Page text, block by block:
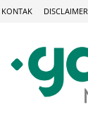
KONTAK DISCLAIMER